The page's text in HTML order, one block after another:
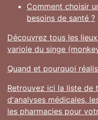
Comment choisir
besoins de santé ?
Découvrez tous les
variole du singe
Quand et pourquoi
Retrouvez ici la liste de
d'analyses médicales,
les pharmacies pour